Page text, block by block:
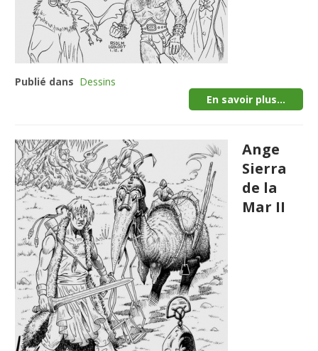
Publié dans Dessins
En savoir plus...
Ange
Sierra
de la
Mar II